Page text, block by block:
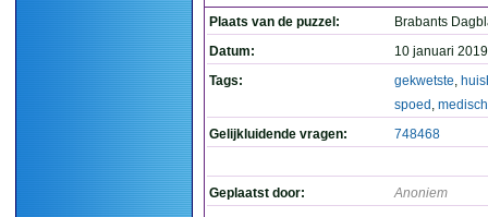
Plaats van de puzzel:
Brabants
Datum:
10 januari
Tags:
gekwetste,
spoed , medisch
Gelijkluidende vragen:
748468
Geplaatst door: Anoniem